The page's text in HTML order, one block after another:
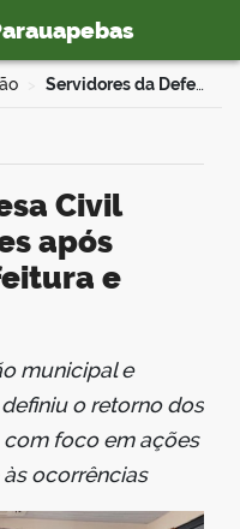
Servidores da Defesa Civil retomam atividades após reunião entre Prefeitura e sindicato
após
e
municipal e
o retorno dos
foco em ações
ocorrências